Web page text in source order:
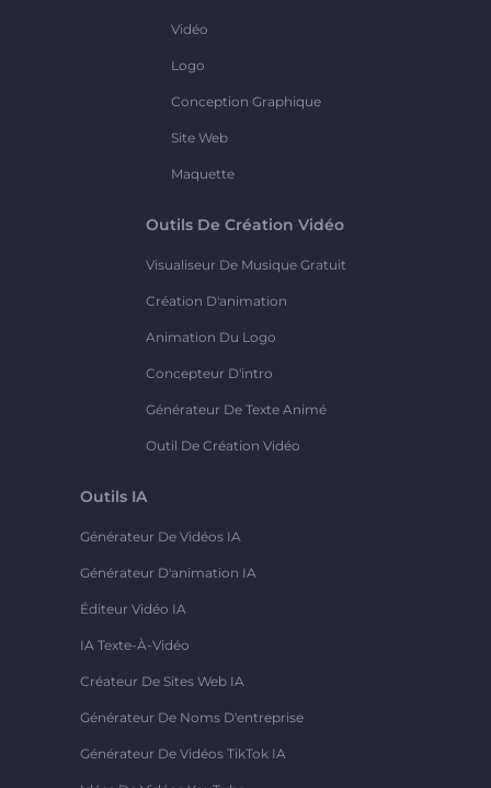
Vidéo
Logo
Conception Graphique
Site Web
Maquette
Outils De Création Vidéo
Visualiseur De Musique Gratuit
Création D'animation
Animation Du Logo
Concepteur D'intro
Générateur De Texte Animé
Outil De Création Vidéo
Outils IA
Générateur De Vidéos IA
Générateur D'animation IA
Éditeur Vidéo IA
IA Texte-À-Vidéo
Créateur De Sites Web IA
Générateur De Noms D'entreprise
Générateur De Vidéos TikTok IA